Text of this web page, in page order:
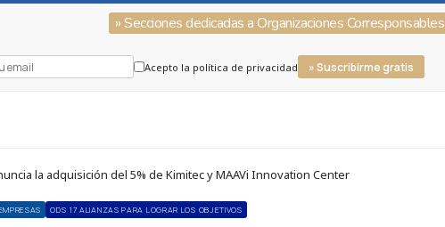
» Secciones dedicadas a Organizaciones Corresponsables
Acepto la política de privacidad » Suscribirme gratis
la adquisición del 5% de Kimitec y MAAVi Innovation Center
ODS 17 ALIANZAS PARA LOGRAR LOS OBJETIVOS